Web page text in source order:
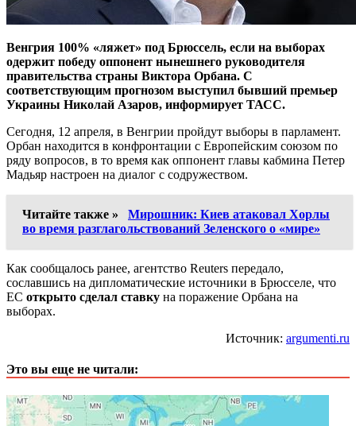
Венгрия 100% «ляжет» под Брюссель, если на выборах
одержит победу оппонент нынешнего руководителя
правительства страны Виктора Орбана. С
соответствующим прогнозом выступил бывший премьер
Украины Николай Азаров, информирует ТАСС.
Сегодня, 12 апреля, в Венгрии пройдут выборы в парламент.
Орбан находится в конфронтации с Европейским союзом по
ряду вопросов, в то время как оппонент главы кабмина Петер
Мадьяр настроен на диалог с содружеством.
Читайте также »
Мирошник: Киев атаковал Хорлы
во время разглагольствований Зеленского о «мире»
Как сообщалось ранее, агентство Reuters передало,
сославшись на дипломатические источники в Брюсселе, что
ЕС открыто сделал ставку на поражение Орбана на
выборах.
Источник: argumenti.ru
Это вы еще не читали: